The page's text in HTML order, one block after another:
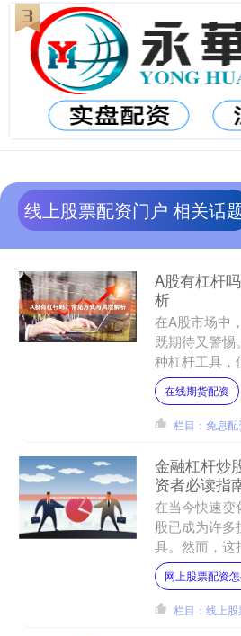
线上股票配资门户 相关话
A股有杠杆
析
在A股市场中
既期待又警惕
种杠杆工具，
和风险差异较
风险要点和合
在线期货配资
栏目：免息配
金融杠杆炒
资者必读指
在当今快速变
股已成为许
具。然而，这
益，也能加剧
融杠杆炒股的
网上股票配资
栏目：线上